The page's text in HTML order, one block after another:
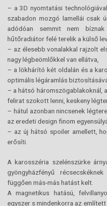
– a 3D nyomtatási
szabadon mozgó lamellái csak
adódóan semmit nem
hűtőradiátor felé terelik a külső
– az élesebb vonalakkal rajzolt
nagy légbeömlőkkel van ellátva,
– a lökhárító két oldalán és a
optimális légáramlás
– a hátsó háromszögablakoknál,
felirat szokott lenni, keskeny
– hátul azonban nincsenek
az eredeti design finom
– az új hátsó spoiler amellett,
erősíti.
A karosszéria szelénszürke
gyöngyházfényű
függően más-más hatást kelt.
A magnetikus hatású,
egyszer s mindenkorra az